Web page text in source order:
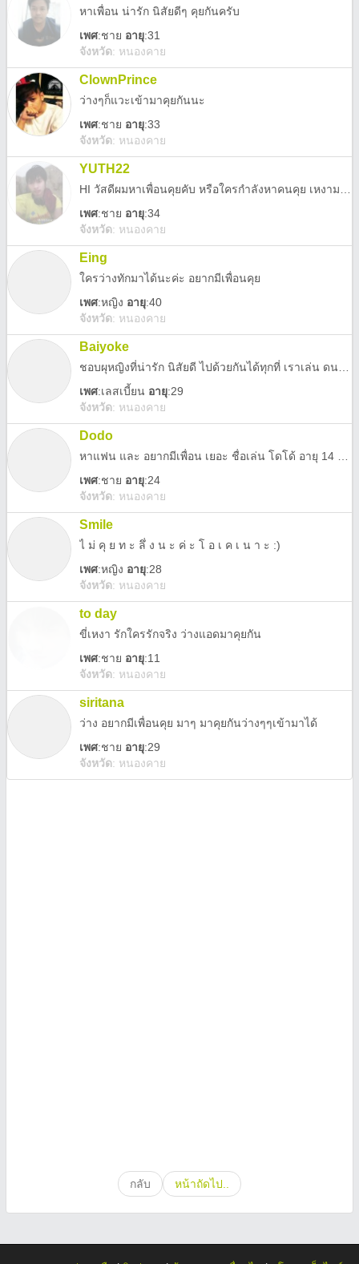
หาเพื่อน น่ารัก นิสัยดีๆ คุยกันครับ
เพศ:ชาย อายุ:31
จังหวัด: หนองคาย
ClownPrince
ว่างๆก็แวะเข้ามาคุยกันนะ
เพศ:ชาย อายุ:33
จังหวัด: หนองคาย
YUTH22
เพศ:ชาย อายุ:34
จังหวัด: หนองคาย
Eing
ใครว่างทักมาได้นะค่ะ อยากมีเพื่อนคุย
เพศ:หญิง อายุ:40
จังหวัด: หนองคาย
Baiyoke
เพศ:เลสเบี้ยน อายุ:29
จังหวัด: หนองคาย
Dodo
เพศ:ชาย อายุ:24
จังหวัด: หนองคาย
Smile
ไ ม่ คุ ย ท ะ ลึ่ ง น ะ ค่ ะ โ อ เ ค เ น า ะ :)
เพศ:หญิง อายุ:28
จังหวัด: หนองคาย
to day
ขี่เหงา รักใครรักจริง ว่างแอดมาคุยกัน
เพศ:ชาย อายุ:11
จังหวัด: หนองคาย
siritana
ว่าง อยากมีเพื่อนคุย มาๆ มาคุยกันว่างๆๆเข้ามาได้
เพศ:ชาย อายุ:29
จังหวัด: หนองคาย
กลับ หน้าถัดไป..